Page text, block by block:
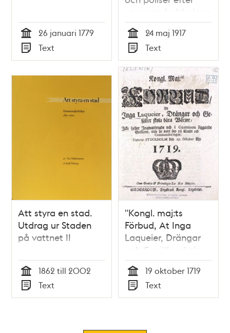
Tid
26 januari 1779
Typ
Text
sammandrabbningar
1917
Tid
24 maj 1917
Typ
Text
Att styra en stad.
Utdrag ur Staden
på vattnet II
Tid
1862 till 2002
Typ
Text
"Kongl. maj:ts
Förbud, At Inga
Laqueier, Drängar
och Gesäller skola
bära Wärjor, Icke
heller Inqwarterade
och i Guarnizon
liggande Soldater,
Tid
19 oktober 1719
Typ
Text